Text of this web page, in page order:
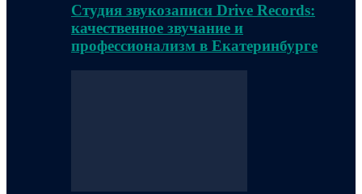
Студия звукозаписи Drive Records:
качественное звучание и
профессионализм в Екатеринбурге